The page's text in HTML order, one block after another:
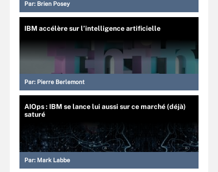
Par: Brien Posey
IBM accélère sur l’intelligence artificielle
Par: Pierre Berlemont
AIOps : IBM se lance lui aussi sur ce marché (déjà)
saturé
Par: Mark Labbe